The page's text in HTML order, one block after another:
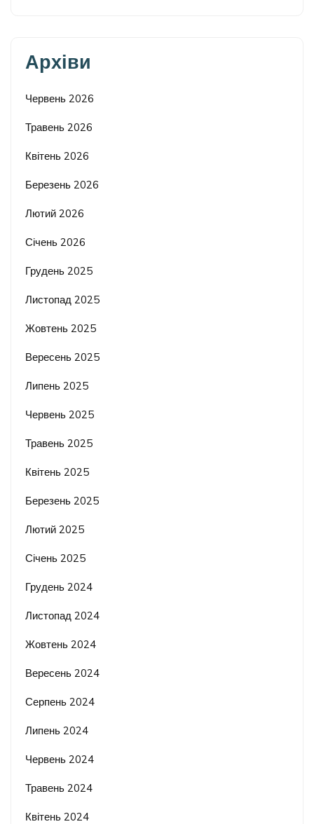
Архіви
Червень 2026
Травень 2026
Квітень 2026
Березень 2026
Лютий 2026
Січень 2026
Грудень 2025
Листопад 2025
Жовтень 2025
Вересень 2025
Липень 2025
Червень 2025
Травень 2025
Квітень 2025
Березень 2025
Лютий 2025
Січень 2025
Грудень 2024
Листопад 2024
Жовтень 2024
Вересень 2024
Серпень 2024
Липень 2024
Червень 2024
Травень 2024
Квітень 2024